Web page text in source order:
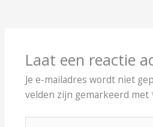
Laat een reactie
Je e-mailadres wordt niet
velden zijn gemarkeerd met